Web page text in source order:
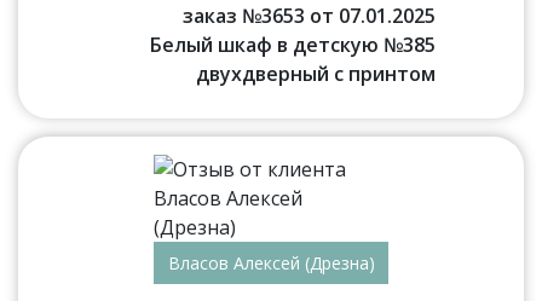
заказ №3653 от 07.01.2025
Белый шкаф в детскую №385
двухдверный с принтом
Власов Алексей (Дрезна)